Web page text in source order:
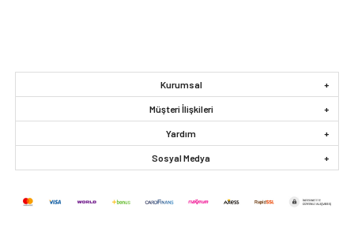
Kurumsal
Müşteri İlişkileri
Yardım
Sosyal Medya